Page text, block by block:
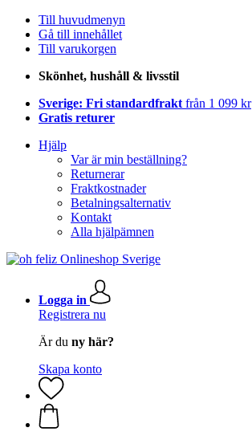
Till huvudmenyn
Gå till innehållet
Till varukorgen
Skönhet, hushåll & livsstil
Sverige: Fri standardfrakt från 1 099 kr
Gratis returer
Hjälp
Var är min beställning?
Returnerar
Fraktkostnader
Betalningsalternativ
Kontakt
Alla hjälpämnen
Logga in
Registrera nu
Är du ny här?
Skapa konto